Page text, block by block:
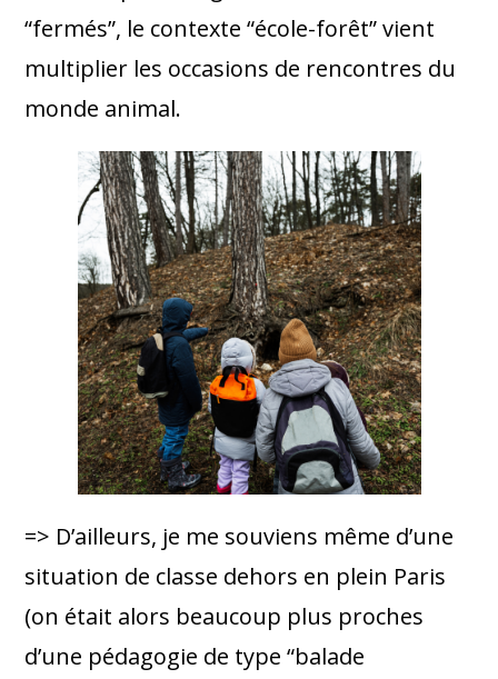
“fermés”, le contexte “école-forêt” vient
multiplier les occasions de rencontres du
monde animal.
=> D’ailleurs, je me souviens même d’une
situation de classe dehors en plein Paris
(on était alors beaucoup plus proches
d’une pédagogie de type “balade